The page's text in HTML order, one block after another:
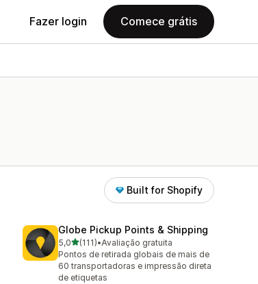
Fazer login Comece grátis
Built for Shopify
Globe Pickup Points & Shipping
5,0de 5 estrelas
(111)
111 avaliações ao todo
•Avaliação gratuita
Pontos de retirada globais de mais de
60 transportadoras e impressão direta
de etiquetas